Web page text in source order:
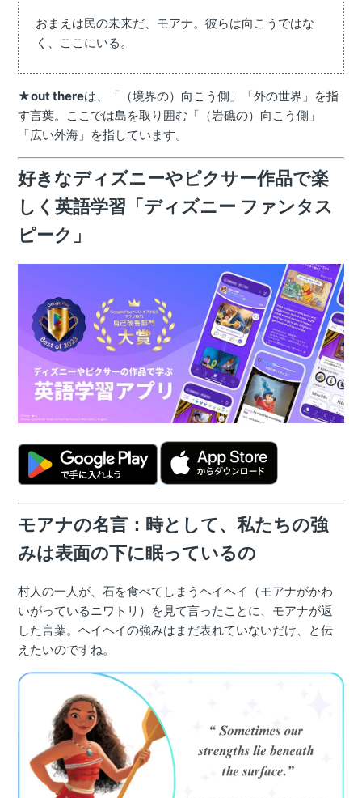
おまえは民の未来だ、モアナ。彼らは向こうではな
く、ここにいる。
★out thereは、「（境界の）向こう側」「外の世界」を指
す言葉。ここでは島を取り囲む「（岩礁の）向こう側」
「広い外海」を指しています。
好きなディズニーやピクサー作品で楽
しく英語学習「ディズニー ファンタス
ピーク」
モアナの名言：時として、私たちの強
みは表面の下に眠っているの
村人の一人が、石を食べてしまうヘイヘイ（モアナがかわ
いがっているニワトリ）を見て言ったことに、モアナが返
した言葉。ヘイヘイの強みはまだ表れていないだけ、と伝
えたいのですね。